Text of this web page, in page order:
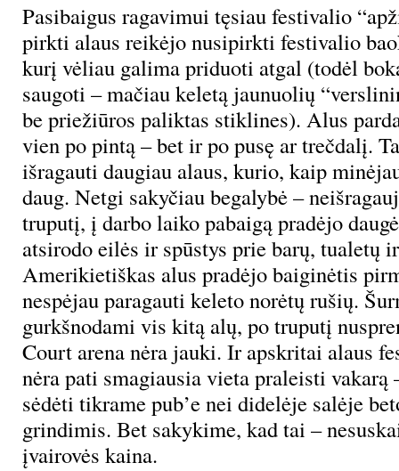
Pasibaigus ragavimui tęsiau festivalio
pirkti alaus reikėjo nusipirkti festivalio
kurį vėliau galima priduoti atgal (todėl
saugoti – mačiau keletą jaunuolių
be priežiūros paliktas stiklines). Alus
vien po pintą – bet ir po pusę ar trečdalį.
išragauti daugiau alaus, kurio, kaip
daug. Netgi sakyčiau begalybė –
truputį, į darbo laiko pabaigą pradėjo
atsirodo eilės ir spūstys prie barų, tualetų
Amerikietiškas alus pradėjo baiginėtis
nespėjau paragauti keleto norėtų rušių.
gurkšnodami vis kitą alų, po truputį
Court arena nėra jauki. Ir apskritai alaus
nėra pati smagiausia vieta praleisti vakarą
sėdėti tikrame pub’e nei didelėje salėje
grindimis. Bet sakykime, kad tai –
įvairovės kaina.